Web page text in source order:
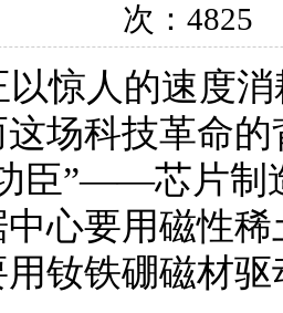
次：4825
惊人的速度
场科技革命
臣”——芯片制
心要用磁性
钕铁硼磁材驱